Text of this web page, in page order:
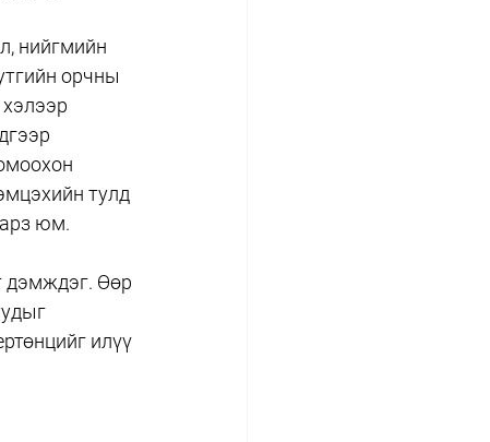
нийгмийн
орчны
тулд
юм.
дэмждэг. Өөр
илүү